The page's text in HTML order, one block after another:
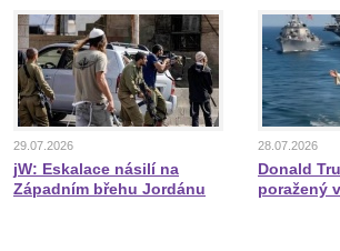
29.07.2026
jW: Eskalace násilí na
Západním břehu Jordánu
28.07.2026
Donald
poražený